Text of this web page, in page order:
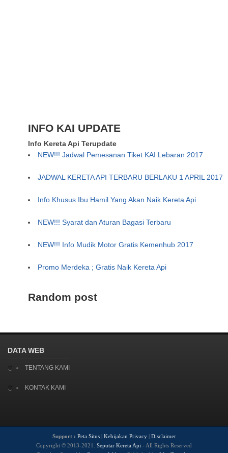
INFO KAI UPDATE
Info Kereta Api Terupdate
NEW!!! Jadwal Pemesanan Tiket KAI Lebaran 2017
JADWAL KERETA API TERBARU BERLAKU 1 APRIL 2017
Info Khusus Ibu Hamil Yang Akan Naik Kereta Api
NEW!!! Syarat dan Aturan Bagasi Terbaru
NEW!!! Info Mudik Motor Gratis Kemenhub 2017
Promo Merdeka ; Gratis Naik Kereta Api
Random post
DATA WEB
TENTANG KAMI
KONTAK KAMI
Support : Peta Situs| Kebijakan Privacy| Disclaimer
Copyright © 2013-2021. Seputar Kereta Api - All Rights Reserved